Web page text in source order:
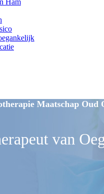
Ham
Maatschap Oud
van